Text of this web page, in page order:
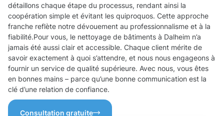
détaillons chaque étape du processus, rendant ainsi la
coopération simple et évitant les quiproquos. Cette approche
franche reflète notre dévouement au professionnalisme et à la
fiabilité.Pour vous, le nettoyage de bâtiments à Dalheim n’a
jamais été aussi clair et accessible. Chaque client mérite de
savoir exactement à quoi s’attendre, et nous nous engageons à
fournir un service de qualité supérieure. Avec nous, vous êtes
en bonnes mains – parce qu’une bonne communication est la
clé d’une relation de confiance.
Consultation gratuite